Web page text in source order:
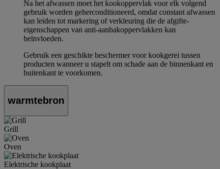
Na het afwassen moet het kookoppervlak voor elk volgend
gebruik worden geherconditioneerd, omdat constant afwassen
kan leiden tot markering of verkleuring die de afgifte-
eigenschappen van anti-aanbakoppervlakken kan
beïnvloeden.
Gebruik een geschikte beschermer voor kookgerei tussen
producten wanneer u stapelt om schade aan de binnenkant en
buitenkant te voorkomen.
warmtebron
Grill
Oven
Elektrische kookplaat